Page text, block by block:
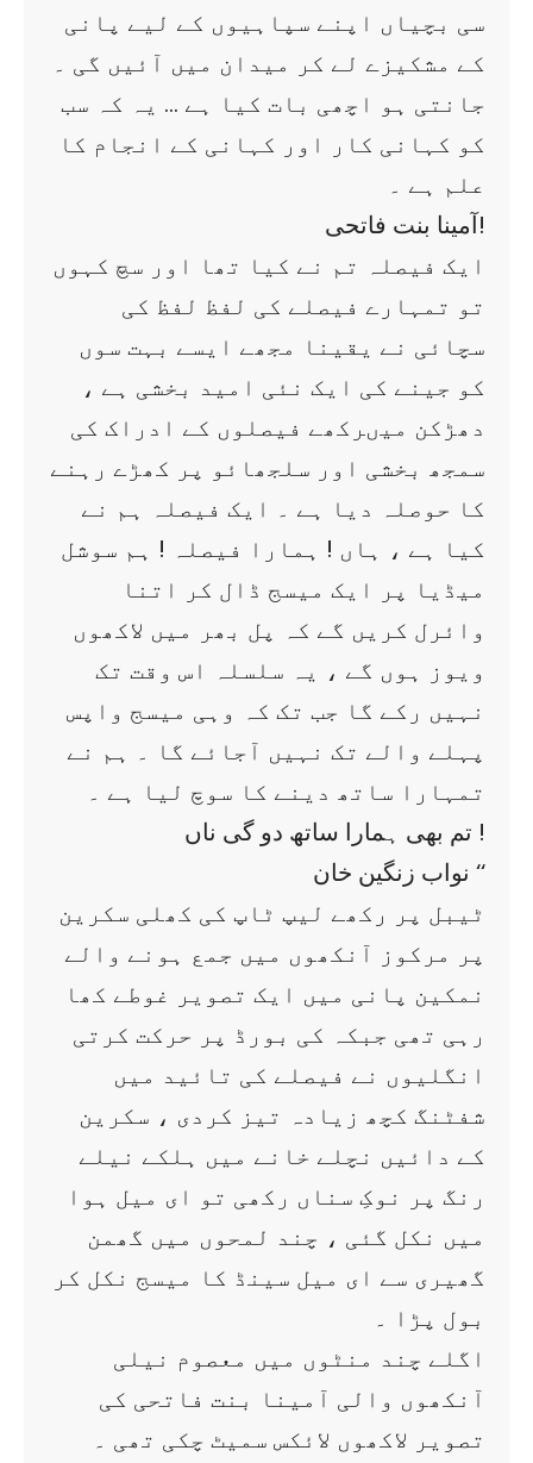
سی بچیاں اپنے سپاہیوں کے لیے پانی
کے مشکیزے لے کر میدان میں آئیں گی ۔
جانتی ہو اچھی بات کیا ہے … یہ کہ سب
کو کہانی کار اور کہانی کے انجام کا
علم ہے ۔
آمینا بنت فاتحی!
ایک فیصلہ تم نے کیا تھا اور سچ کہوں
تو تمہارے فیصلے کی لفظ لفظ کی
سچائی نے یقینا مجھے ایسے بہت سوں
کو جینے کی ایک نئی امید بخشی ہے ،
دھڑکن میںرکھے فیصلوں کے ادراک کی
سمجھ بخشی اور سلجھائو پر کھڑے رہنے
کا حوصلہ دیا ہے ۔ ایک فیصلہ ہم نے
کیا ہے ، ہاں ! ہمارا فیصلہ ! ہم سوشل
میڈیا پر ایک میسج ڈال کر اتنا
وائرل کریں گے کہ پل بھر میں لاکھوں
ویوز ہوں گے ، یہ سلسلہ اس وقت تک
نہیں رکے گا جب تک کہ وہی میسج واپس
پہلے والے تک نہیں آجائے گا ۔ ہم نے
تمہارا ساتھ دینے کا سوچ لیا ہے ۔
تم بھی ہمارا ساتھ دو گی ناں !
نواب زنگین خان ‘‘
ٹیبل پر رکھے لیپ ٹاپ کی کھلی سکرین
پر مرکوز آنکھوں میں جمع ہونے والے
نمکین پانی میں ایک تصویر غوطے کھا
رہی تھی جبکہ کی بورڈ پر حرکت کرتی
انگلیوں نے فیصلے کی تائید میں
شفٹنگ کچھ زیادہ تیز کردی ، سکرین
کے دائیں نچلے خانے میں ہلکے نیلے
رنگ پر نوکِ سناں رکھی تو ای میل ہوا
میں نکل گئی ، چند لمحوں میں گھمن
گھیری سے ای میل سینڈ کا میسج نکل کر
بول پڑا ۔
اگلے چند منٹوں میں معصوم نیلی
آنکھوں والی آمینا بنت فاتحی کی
تصویر لاکھوں لائکس سمیٹ چکی تھی ۔